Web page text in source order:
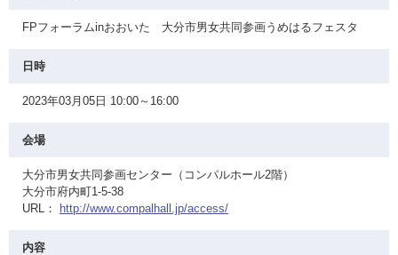
FPフォーラムinおおいた 大分市男女共同参画うめはるフェスタ
日時
2023年03月05日 10:00～16:00
会場
大分市男女共同参画センター（コンパルホール2階）
大分市府内町1-5-38
URL：
http://www.compalhall.jp/access/
内容